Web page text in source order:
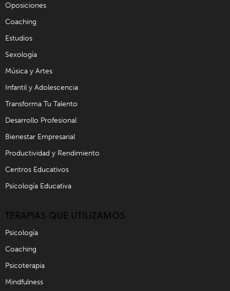
Oposiciones
Coaching
Estudios
Sexología
Música y Artes
Infantil y Adolescencia
Transforma Tu Talento
Desarrollo Profesional
Bienestar Empresarial
Productividad y Rendimiento
Centros Educativos
Psicología Educativa
TERAPIAS QUE UTILIZAMOS
Psicología
Coaching
Psicoterapia
Mindfulness